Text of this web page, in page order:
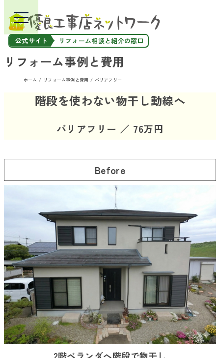
公式サイト リフォーム相談と紹介の窓口
リフォーム事例と費用
ホーム リフォーム事例と費用 バリアフリー
階段を使わない物干し動線へ
バリアフリー ／ 76万円
Before